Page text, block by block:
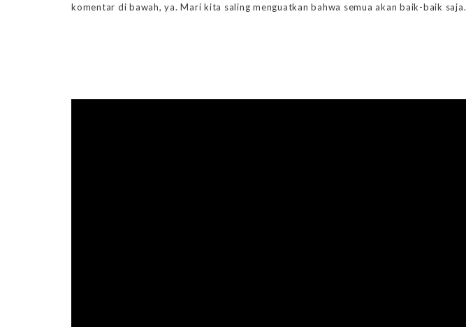
komentar di bawah, ya. Mari kita saling menguatkan bahwa semua akan baik-baik saja.